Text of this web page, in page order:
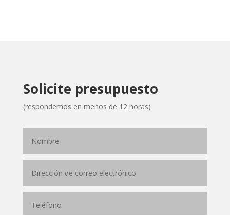
Solicite presupuesto
(respondemos en menos de 12 horas)